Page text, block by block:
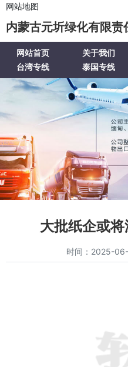
网站地图
内蒙古元圻绿化有限责
网站首页 关于我们
台湾专线
泰国专线
大批纸企或
时间：2025-